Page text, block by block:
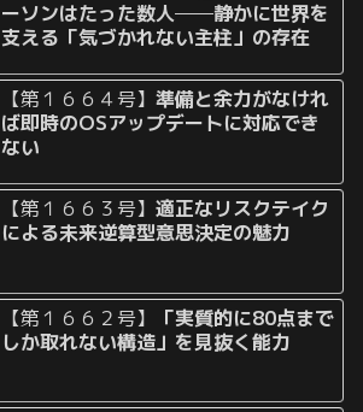
ーソンはたった数人──静かに世界を
支える「気づかれない主柱」の存在
【第１６６４号】準備と余力がなけれ
ば即時のOSアップデートに対応でき
ない
【第１６６３号】適正なリスクテイク
による未来逆算型意思決定の魅力
【第１６６２号】
「実質的に80点まで
しか取れない構造」を見抜く能力